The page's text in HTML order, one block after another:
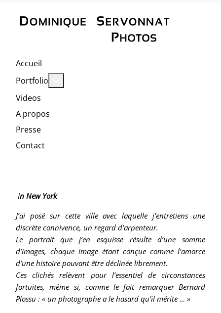
Accueil
Portfolio
Videos
A propos
Presse
Contact
In New York
J’ai posé sur cette ville avec laquelle j’entretiens une
discrète connivence, un regard d’arpenteur.
Le portrait que j’en esquisse résulte d’une somme
d’images, chaque image étant conçue comme l’amorce
d’une histoire pouvant être déclinée librement.
Ces clichés relèvent pour l’essentiel de circonstances
fortuites, même si, comme le fait remarquer Bernard
Plossu : « un photographe a le hasard qu’il mérite … »